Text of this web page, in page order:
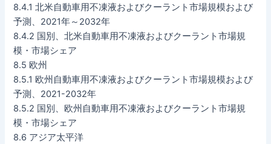
8.4.1 北米自動車用不凍液およびクーラント市場規模および
予測、2021年～2032年
8.4.2 国別、北米自動車用不凍液およびクーラント市場規
模・市場シェア
8.5 欧州
8.5.1 欧州自動車用不凍液およびクーラント市場規模および
予測、2021-2032年
8.5.2 国別、欧州自動車用不凍液およびクーラント市場規
模・市場シェア
8.6 アジア太平洋